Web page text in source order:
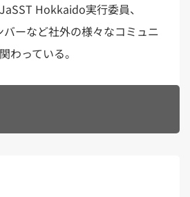
Lambda（1）
）
AmazonSES（1）
（4）
PMO（3）
Hokkaido実行委員、
バーなど社外の様々なコミュニ
わっている。